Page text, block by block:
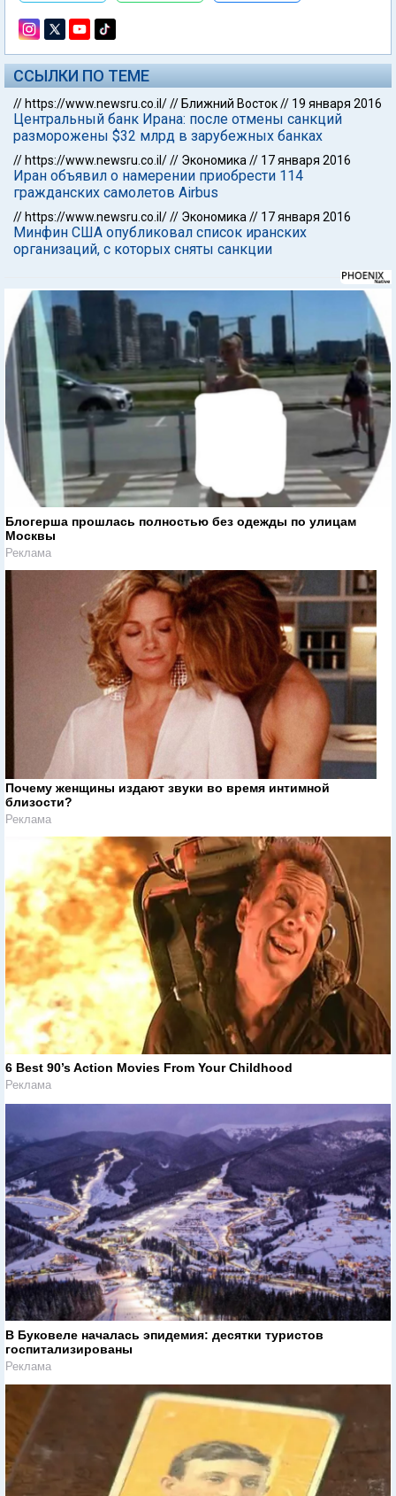
ССЫЛКИ ПО ТЕМЕ
// https://www.newsru.co.il/// Ближний Восток// 19 января 2016
Центральный банк Ирана: после отмены санкций
разморожены $32 млрд в зарубежных банках
// https://www.newsru.co.il/// Экономика // 17 января 2016
Иран объявил о намерении приобрести 114
гражданских самолетов Airbus
// https://www.newsru.co.il/// Экономика // 17 января 2016
Минфин США опубликовал список иранских
организаций, с которых сняты санкции
Блогерша прошлась полностью без одежды по улицам
Москвы
Реклама
Почему женщины издают звуки во время интимной
близости?
Реклама
6 Best 90’s Action Movies From Your Childhood
Реклама
В Буковеле началась эпидемия: десятки туристов
госпитализированы
Реклама